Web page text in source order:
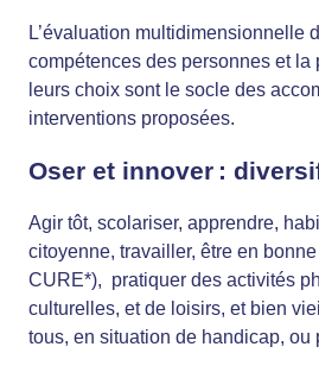
L’évaluation multidimensionnelle
compétences des personnes et la
leurs choix sont le socle des
interventions proposées.
Oser et innover :
Agir tôt, scolariser, apprendre,
citoyenne, travailler, être en
CURE*), pratiquer des activités
culturelles, et de loisirs, et bien
tous, en situation de handicap, ou